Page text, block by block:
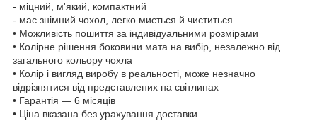
- міцний, м'який, компактний
- має знімний чохол, легко миється й чиститься
• Можливість пошиття за індивідуальними розмірами
• Колірне рішення боковини мата на вибір, незалежно від
загального кольору чохла
• Колір і вигляд виробу в реальності, може незначно
відрізнятися від представлених на світлинах
• Гарантія — 6 місяців
• Ціна вказана без урахування доставки